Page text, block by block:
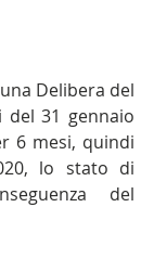
Delibera del
del 31 gennaio
6 mesi, quindi
lo stato di
del